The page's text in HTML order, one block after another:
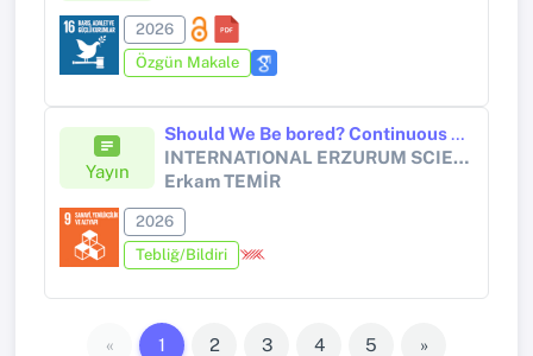
2026
Özgün Makale
Yayın
Should We Be bored? Continuous Digital Stimulation and the Collapse of Contemplation
INTERNATIONAL ERZURUM SCIENTIFIC RESEARCH CONGRESS
Erkam TEMİR
2026
Tebliğ/Bildiri
« 1 2 3 4 5 »